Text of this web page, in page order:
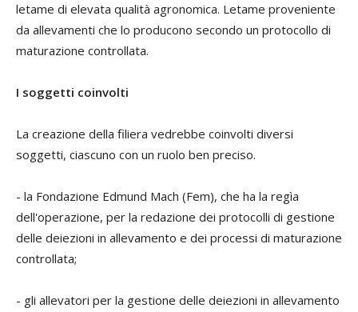
letame di elevata qualità agronomica. Letame proveniente
da allevamenti che lo producono secondo un protocollo di
maturazione controllata.
I soggetti coinvolti
La creazione della filiera vedrebbe coinvolti diversi
soggetti, ciascuno con un ruolo ben preciso.
- la Fondazione Edmund Mach (Fem), che ha la regìa
dell'operazione, per la redazione dei protocolli di gestione
delle deiezioni in allevamento e dei processi di maturazione
controllata;
- gli allevatori per la gestione delle deiezioni in allevamento